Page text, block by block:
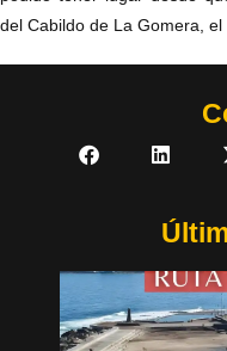
del Cabildo de La Gomera,